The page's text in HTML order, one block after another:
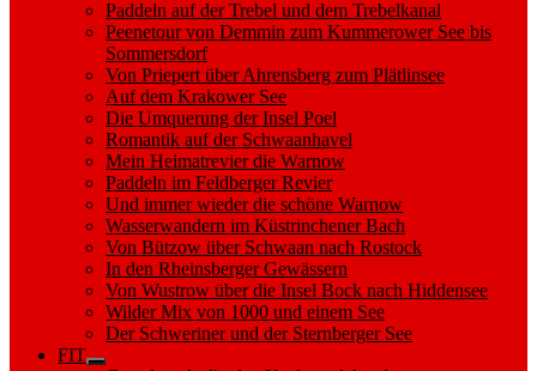
Paddeln auf der Trebel und dem Trebelkanal
Peenetour von Demmin zum Kummerower See bis
Sommersdorf
Von Priepert über Ahrensberg zum Plätlinsee
Auf dem Krakower See
Die Umquerung der Insel Poel
Romantik auf der Schwaanhavel
Mein Heimatrevier die Warnow
Paddeln im Feldberger Revier
Und immer wieder die schöne Warnow
Wasserwandern im Küstrinchener Bach
Von Bützow über Schwaan nach Rostock
In den Rheinsberger Gewässern
Von Wustrow über die Insel Bock nach Hiddensee
Wilder Mix von 1000 und einem See
Der Schweriner und der Sternberger See
FIT